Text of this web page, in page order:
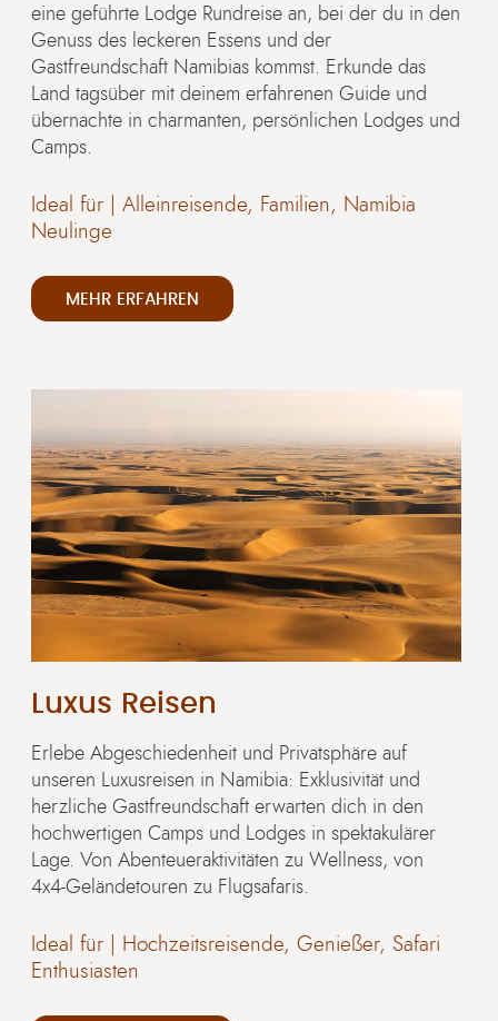
eine geführte Lodge Rundreise an, bei der du in den
Genuss des leckeren Essens und der
Gastfreundschaft Namibias kommst. Erkunde das
Land tagsüber mit deinem erfahrenen Guide und
übernachte in charmanten, persönlichen Lodges und
Camps.
Ideal für | Alleinreisende, Familien, Namibia
Neulinge
MEHR ERFAHREN
Luxus Reisen
Erlebe Abgeschiedenheit und Privatsphäre auf
unseren Luxusreisen in Namibia: Exklusivität und
herzliche Gastfreundschaft erwarten dich in den
hochwertigen Camps und Lodges in spektakulärer
Lage. Von Abenteueraktivitäten zu Wellness, von
4x4-Geländetouren zu Flugsafaris.
Ideal für |
Hochzeitsreisende, Genießer, Safari
Enthusiasten